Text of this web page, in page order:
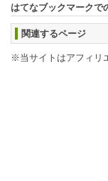
はてなブックマークで
関連するページ
※当サイトはアフィリ